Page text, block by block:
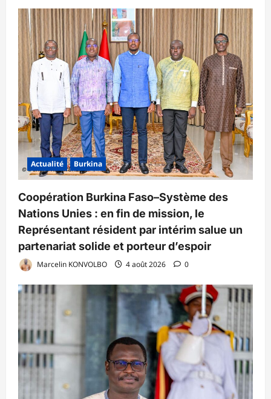
Actualité Burkina
Coopération Burkina Faso–Système des
Nations Unies : en fin de mission, le
Représentant résident par intérim salue un
partenariat solide et porteur d’espoir
Marcelin KONVOLBO 4 août 2026 0